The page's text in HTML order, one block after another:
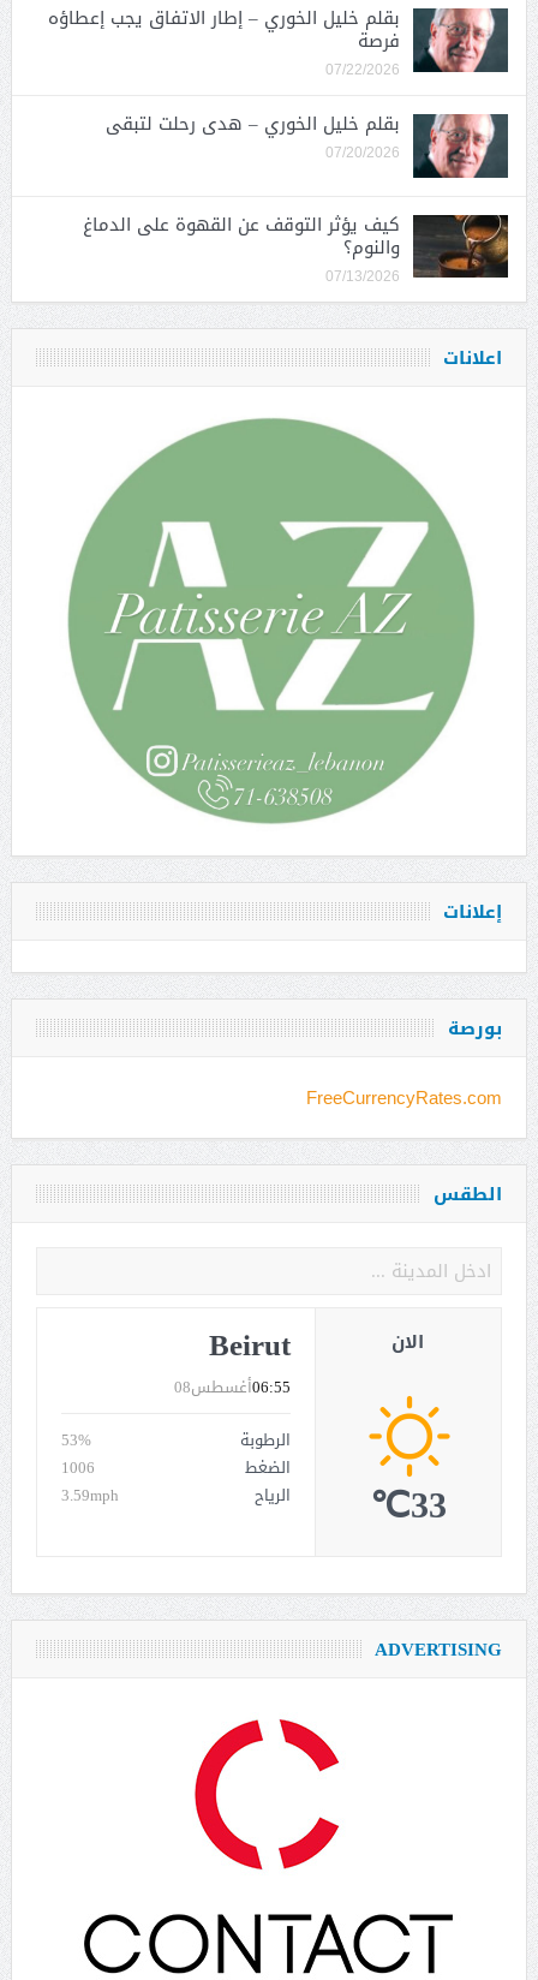
بقلم خليل الخوري – إطار الاتفاق يجب إعطاؤه
فرصة
07/22/2026
بقلم خليل الخوري – هدى رحلت لتبقى
07/20/2026
كيف يؤثر التوقف عن القهوة على الدماغ
والنوم؟
07/13/2026
اعلانات
إعلانات
بورصة
FreeCurrencyRates.com
الطقس
Beirut
أغسطس0806:55
الرطوبة
53%
الضغط
1006
الرياح
3.59mph
الان
33℃
ADVERTISING